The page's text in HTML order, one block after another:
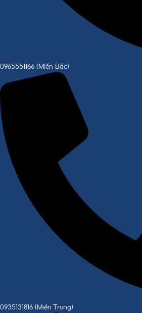
0965551166 (Miền Bắc)
0935131816 (Miền Trung)